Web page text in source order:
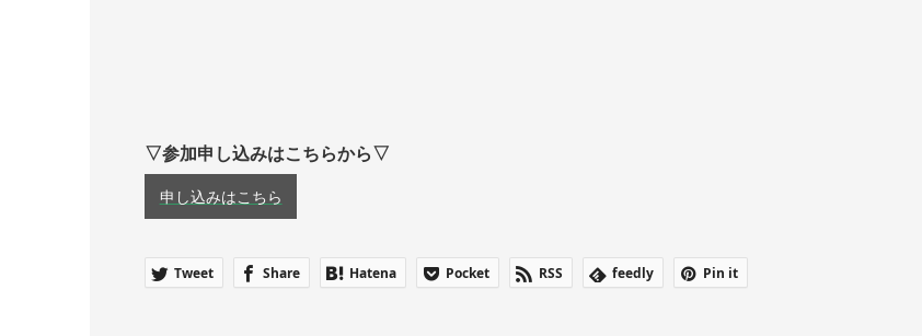
▽参加申し込みはこちらから▽
申し込みはこちら
Tweet Share Hatena Pocket RSS feedly Pin it